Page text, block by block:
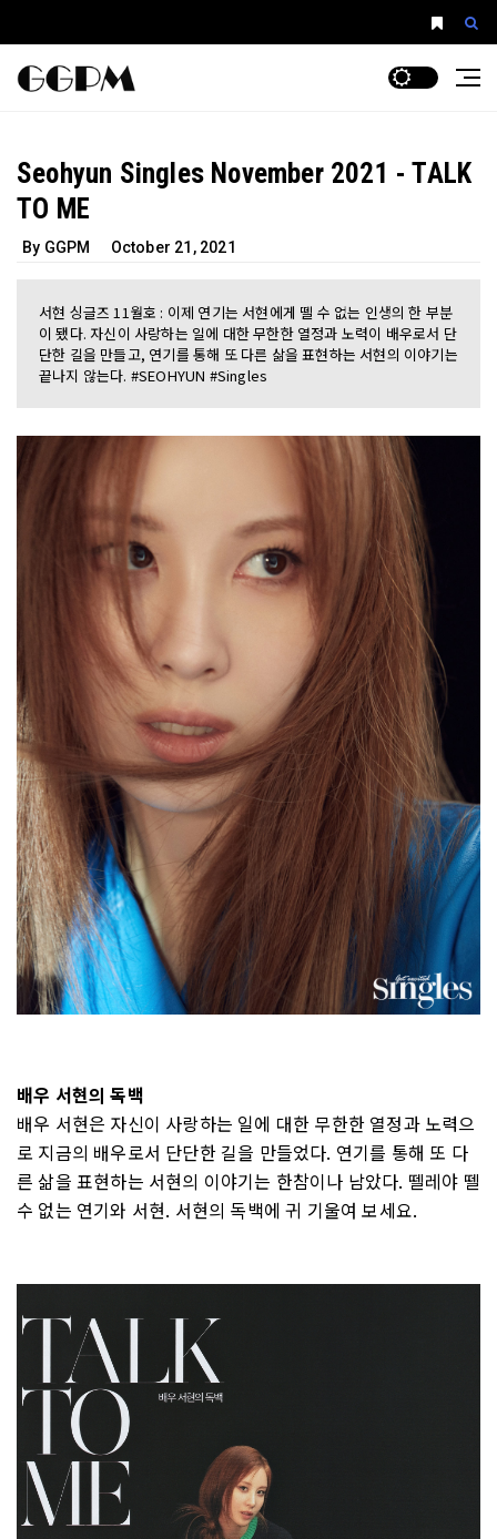
Seohyun Singles November 2021 - TALK
TO ME
By GGPM October 21, 2021
서현 싱글즈 11월호 : 이제 연기는 서현에게 뗄 수 없는 인생의 한 부분
이 됐다. 자신이 사랑하는 일에 대한 무한한 열정과 노력이 배우로서 단
단한 길을 만들고, 연기를 통해 또 다른 삶을 표현하는 서현의 이야기는
끝나지 않는다. #SEOHYUN #Singles
배우 서현의 독백
배우 서현은 자신이 사랑하는 일에 대한 무한한 열정과 노력으
로 지금의 배우로서 단단한 길을 만들었다. 연기를 통해 또 다
른 삶을 표현하는 서현의 이야기는 한참이나 남았다. 뗄레야 뗄
수 없는 연기와 서현. 서현의 독백에 귀 기울여 보세요.